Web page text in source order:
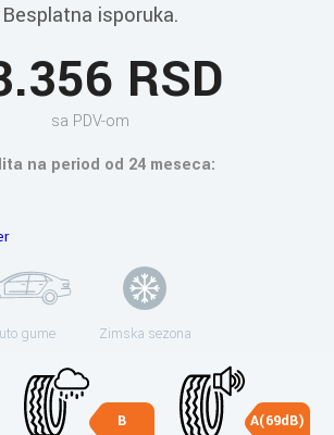
Besplatna isporuka.
RSD
sa PDV-om
na period od 24 meseca:
gume Zimska sezona
B A(69dB)